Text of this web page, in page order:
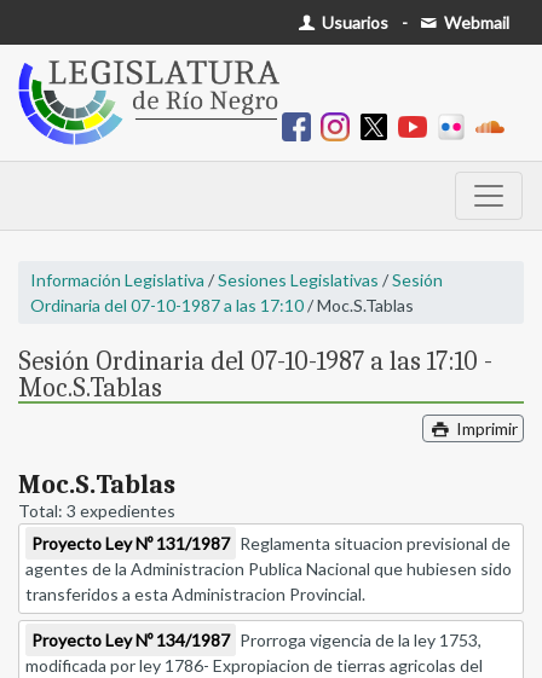
Usuarios - Webmail
Información Legislativa /Sesiones Legislativas /Sesión
Ordinaria del 07-10-1987 a las 17:10/ Moc.S.Tablas
Sesión Ordinaria del 07-10-1987 a las 17:10 -
Moc.S.Tablas
Imprimir
Moc.S.Tablas
Total: 3 expedientes
Proyecto Ley Nº 131/1987 Reglamenta situacion previsional de
agentes de la Administracion Publica Nacional que hubiesen sido
transferidos a esta Administracion Provincial.
Proyecto Ley Nº 134/1987 Prorroga vigencia de la ley 1753,
modificada por ley 1786- Expropiacion de tierras agricolas del